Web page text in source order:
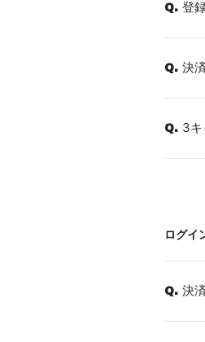
Q. 登
Q. 決
Q. 3キ
ログイ
Q. 決